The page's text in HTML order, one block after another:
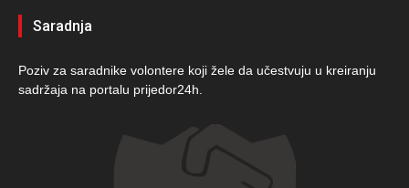
Saradnja
Poziv za saradnike volontere koji žele da učestvuju u kreiranju
sadržaja na portalu prijedor24h.